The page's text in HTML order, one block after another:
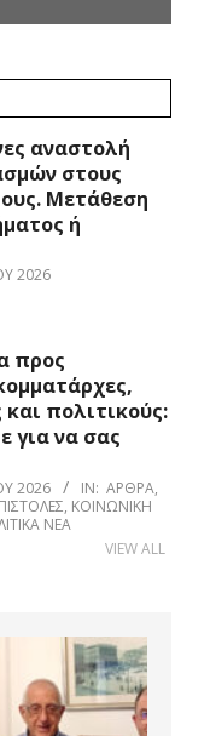
αναστολή
στους
Μετάθεση
ή
2026
προς
πολιτικούς:
για να σας
2026 IN: ΆΡΘΡΑ,
, ΚΟΙΝΩΝΙΚΉ
ΝΈΑ
VIEW ALL